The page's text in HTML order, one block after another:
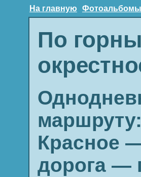
На главную Фотоальбомы
По
Красное
дорога —